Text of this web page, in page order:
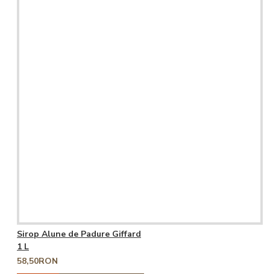
Sirop Alune de Padure Giffard
1 L
58,50RON